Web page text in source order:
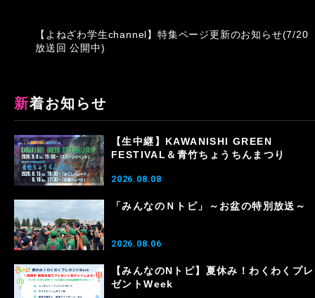
【よねざわ学生channel】特集ページ更新のお知らせ(7/20
放送回 公開中)
新着お知らせ
【生中継】KAWANISHI GREEN
FESTIVAL＆青竹ちょうちんまつり
2026.08.08
「みんなのＮトピ」～お盆の特別放送～
2026.08.06
【みんなのNトピ】夏休み！わくわくプレ
ゼントWeek